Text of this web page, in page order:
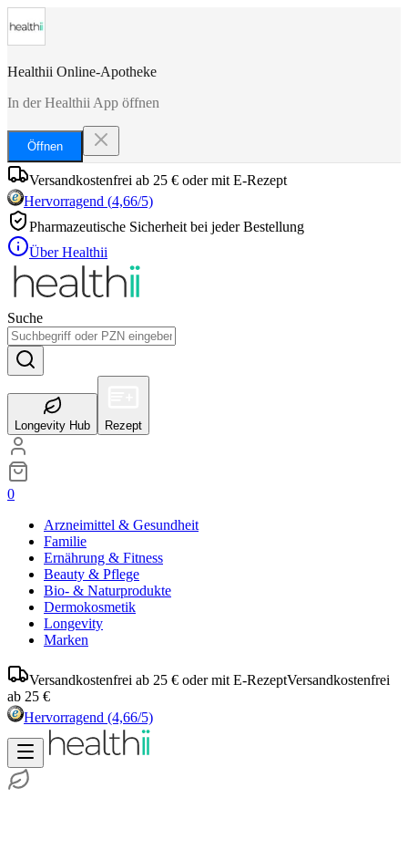
Healthii Online-Apotheke
In der Healthii App öffnen
Öffnen
Versandkostenfrei ab 25 € oder mit E-Rezept
Hervorragend (4,66/5)
Pharmazeutische Sicherheit bei jeder Bestellung
Über Healthii
Suche
Longevity Hub Rezept
0
Arzneimittel & Gesundheit
Familie
Ernährung & Fitness
Beauty & Pflege
Bio- & Naturprodukte
Dermokosmetik
Longevity
Marken
Versandkostenfrei ab 25 € oder mit E-RezeptVersandkostenfrei
ab 25 €
Hervorragend (4,66/5)